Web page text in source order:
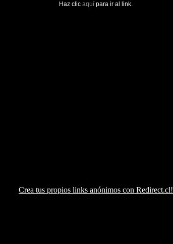
Haz clic aquí para ir al link.
Crea tus propios links anónimos con Redirect.cl!